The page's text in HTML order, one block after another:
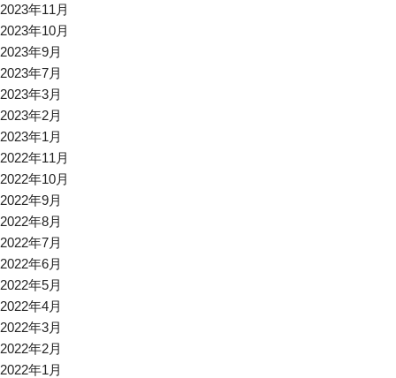
2023年11月
2023年10月
2023年9月
2023年7月
2023年3月
2023年2月
2023年1月
2022年11月
2022年10月
2022年9月
2022年8月
2022年7月
2022年6月
2022年5月
2022年4月
2022年3月
2022年2月
2022年1月